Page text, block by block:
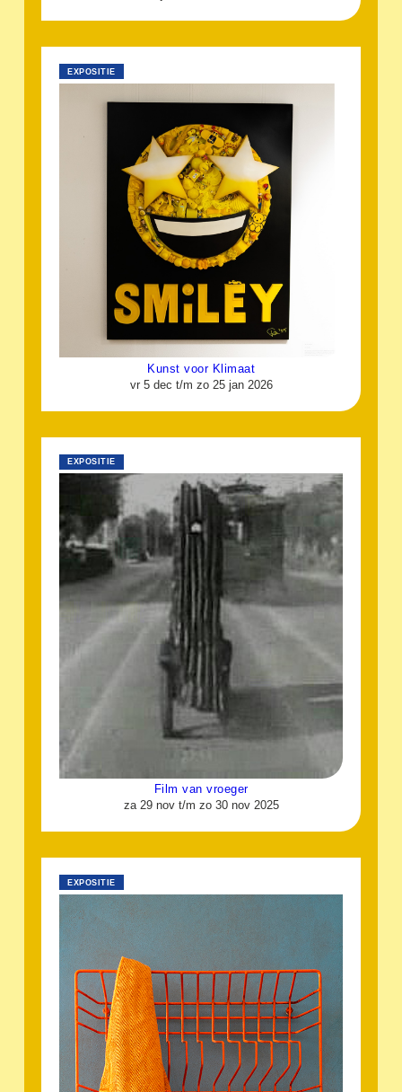
EXPOSITIE
Kunst voor Klimaat
vr 5 dec t/m zo 25 jan 2026
EXPOSITIE
Film van vroeger
za 29 nov t/m zo 30 nov 2025
EXPOSITIE